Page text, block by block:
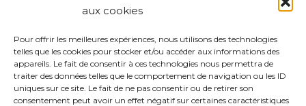
aux cookies
Pour offrir les meilleures expériences, nous utilisons des technologies
telles que les cookies pour stocker et/ou accéder aux informations des
appareils. Le fait de consentir à ces technologies nous permettra de
traiter des données telles que le comportement de navigation ou les ID
uniques sur ce site. Le fait de ne pas consentir ou de retirer son
consentement peut avoir un effet négatif sur certaines caractéristiques
Mieux comprendre le rôle de la sage-femme
21 Juil à 15h14
Assemblée générale 2026 : participez à la vie de
votre CPTS